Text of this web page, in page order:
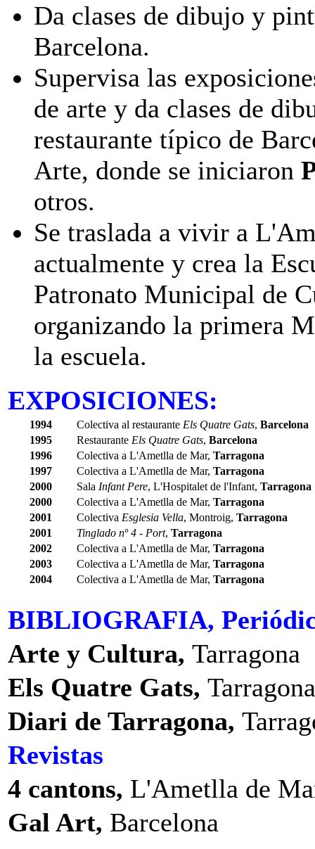
Da clases de dibujo y
Barcelona.
Supervisa las
de arte y da clases de
restaurante típico de
Arte, donde se iniciaron
otros.
Se traslada a vivir a
actualmente y crea la
Patronato Municipal de
organizando la primera
la escuela.
EXPOSICIONES:
1994 Colectiva al restaurante Els Quatre Gats, Barcelona
1995
Restaurante Els Quatre Gats, Barcelona
1996
Colectiva a L'Ametlla de Mar, Tarragona
1997
Colectiva a L'Ametlla de Mar, Tarragona
2000
Sala Infant Pere, L'Hospitalet de l'Infant, Tarragona
2000
Colectiva a L'Ametlla de Mar, Tarragona
2001
Colectiva Esglesia Vella, Montroig, Tarragona
2001
Tinglado nº 4 - Port, Tarragona
2002
Colectiva a L'Ametlla de Mar, Tarragona
2003
Colectiva a L'Ametlla de Mar, Tarragona
2004
Colectiva a L'Ametlla de Mar, Tarragona
BIBLIOGRAFIA,
Arte y Cultura, Tarragona
Els Quatre Gats, Tarragona
Diari de Tarragona,
Revistas
4 cantons, L'Ametlla de
Gal Art, Barcelona